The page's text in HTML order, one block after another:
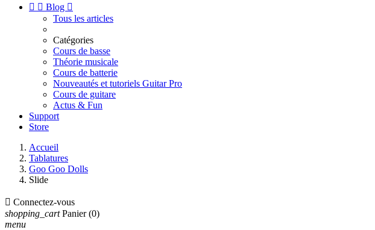
  Blog 
Tous les articles
Catégories
Cours de basse
Théorie musicale
Cours de batterie
Nouveautés et tutoriels Guitar Pro
Cours de guitare
Actus & Fun
Support
Store
Accueil
Tablatures
Goo Goo Dolls
Slide
 Connectez-vous
shopping_cart Panier (0)
menu